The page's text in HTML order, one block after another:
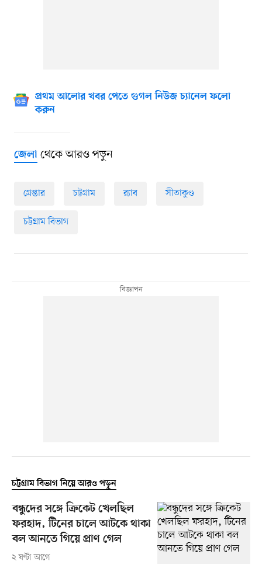
প্রথম আলোর খবর পেতে গুগল নিউজ চ্যানেল ফলো
করুন
জেলাথেকে আরও পড়ুন
গ্রেপ্তার চট্টগ্রাম র‍্যাব সীতাকুণ্ড
চট্টগ্রাম বিভাগ
চট্টগ্রাম বিভাগ নিয়ে আরও পড়ুন
বন্ধুদের সঙ্গে ক্রিকেট খেলছিল
ফরহাদ, টিনের চালে আটকে থাকা
বল আনতে গিয়ে প্রাণ গেল
২ ঘণ্টা আগে